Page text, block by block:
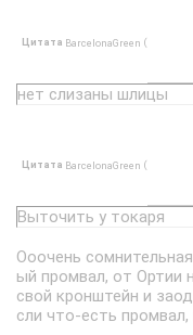
Цитата BarcelonaGreen (
нет слизаны шлицы
Цитата BarcelonaGreen (
Выточить у токаря
Ооочень
ый промвал, от Ортии
свой кронштейн и
сли что-есть